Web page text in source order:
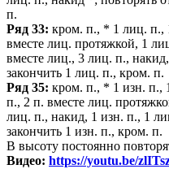
п.
Ряд 33: кром. п., * 1 лиц. п.,
вместе лиц. протяжкой, 1
вместе лиц., 3 лиц. п.,
закончить 1 лиц. п., кром. п.
Ряд 35: кром. п., * 1 изн. п.,
п., 2 п. вместе лиц.
лиц. п., накид, 1 изн. п., 1
закончить 1 изн. п., кром. п.
В высоту постоянно
Видео: https://youtu.be/